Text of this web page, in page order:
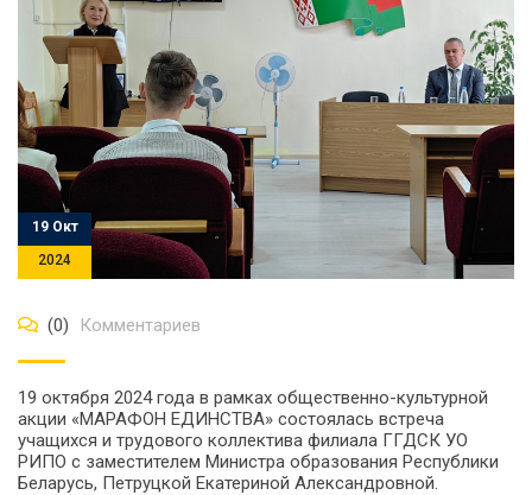
19 Окт
2024
(0) Комментариев
19 октября 2024 года в рамках общественно-культурной
акции «МАРАФОН ЕДИНСТВА» состоялась встреча
учащихся и трудового коллектива филиала ГГДСК УО
РИПО с заместителем Министра образования Республики
Беларусь, Петруцкой Екатериной Александровной.